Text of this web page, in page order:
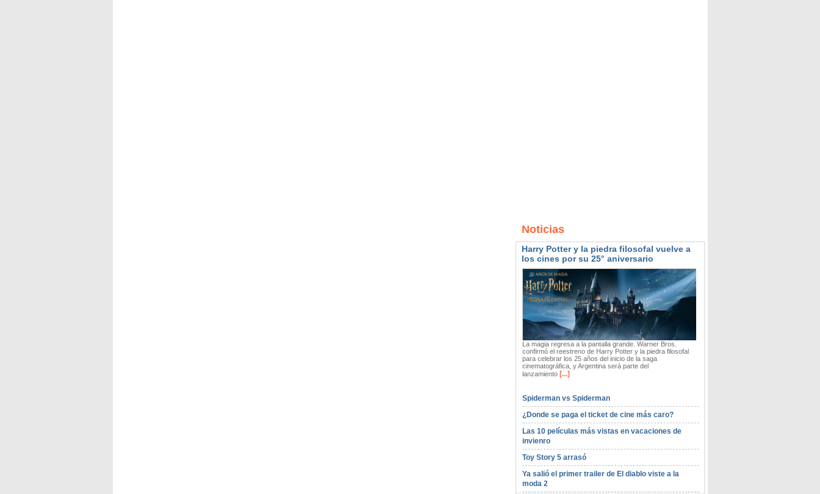
Noticias
Harry Potter y la piedra filosofal vuelve a
los cines por su 25° aniversario
La magia regresa a la pantalla grande. Warner Bros.
confirmó el reestreno de Harry Potter y la piedra filosofal
para celebrar los 25 años del inicio de la saga
cinematográfica, y Argentina será parte del
lanzamiento[...]
Spiderman vs Spiderman
¿Donde se paga el ticket de cine más caro?
Las 10 películas más vistas en vacaciones de
invienro
Toy Story 5 arrasó
Ya salió el primer trailer de El diablo viste a la
moda 2